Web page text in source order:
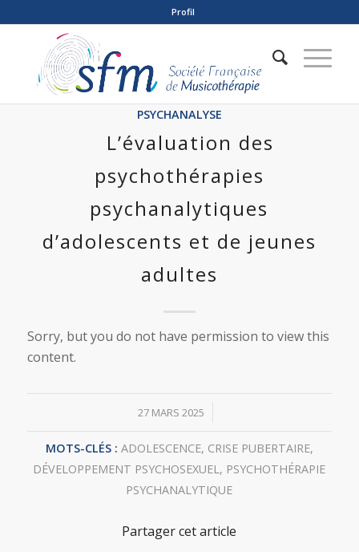
Profil
PSYCHANALYSE
L’évaluation des
psychothérapies
psychanalytiques
d’adolescents et de jeunes
adultes
Sorry, but you do not have permission to view this
content.
27 MARS 2025
/
MOTS-CLÉS : ADOLESCENCE, CRISE PUBERTAIRE,
DÉVELOPPEMENT PSYCHOSEXUEL, PSYCHOTHÉRAPIE
PSYCHANALYTIQUE
Partager cet article